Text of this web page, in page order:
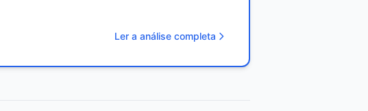
Ler a análise completa